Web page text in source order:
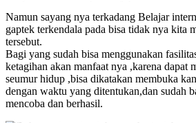
Namun sayang nya terkadang Belajar
gaptek terkendala pada bisa tidak nya kita
tersebut.
Bagi yang sudah bisa menggunakan
ketagihan akan manfaat nya ,karena dapat
seumur hidup ,bisa dikatakan membuka
dengan waktu yang ditentukan,dan sudah
mencoba dan berhasil.